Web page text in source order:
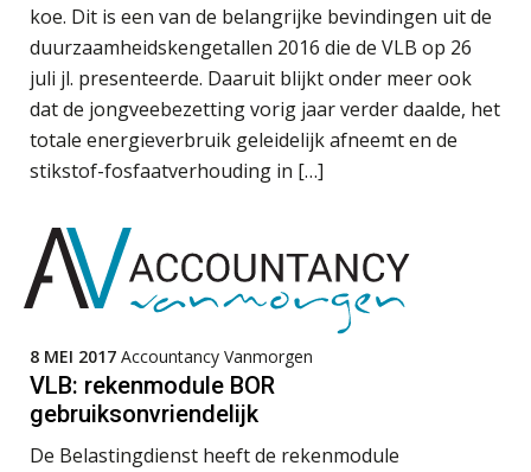
koe. Dit is een van de belangrijke bevindingen uit de
duurzaamheidskengetallen 2016 die de VLB op 26
juli jl. presenteerde. Daaruit blijkt onder meer ook
dat de jongveebezetting vorig jaar verder daalde, het
totale energieverbruik geleidelijk afneemt en de
stikstof-fosfaatverhouding in […]
8 MEI 2017 Accountancy Vanmorgen
VLB: rekenmodule BOR
gebruiksonvriendelijk
De Belastingdienst heeft de rekenmodule
Terug naar het ambacht
Cyberbeveiligingswet definitief: dit
moet je accountantskantoor vóór 15
augustus geregeld hebben
Waarom SharePoint en Copilot je de
inzichten op klantdossiers schuldig
“Waarom CRM in de accountancy
vaak meer ruis dan overzicht brengt”
ICT & AI | “Accountancywerk
kantoren beseffen”
De cijfers kloppen. Maar klopt de
cultuur ook?
Registeraccountant, EJP Financial Astronauts –
‘s-Hertogenbosch
PIA Group
Gevorderd assistent accountant
Senior Assistent Accountant – Kesteren
WEA Deltaland
Gevorderd Assistent Accountant Audit
PIA Group